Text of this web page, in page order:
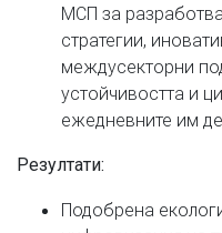
МСП за
стратегии,
междусекторни
устойчивостта и
ежедневните им
Резултати:
Подобрена